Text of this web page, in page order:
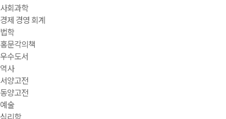
사회과학
경제 경영 회계
법학
홍문각의책
우수도서
역사
서양고전
동양고전
예술